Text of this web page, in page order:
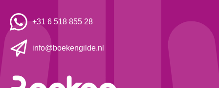
+31 6 518 855 28
info@boekengilde.nl